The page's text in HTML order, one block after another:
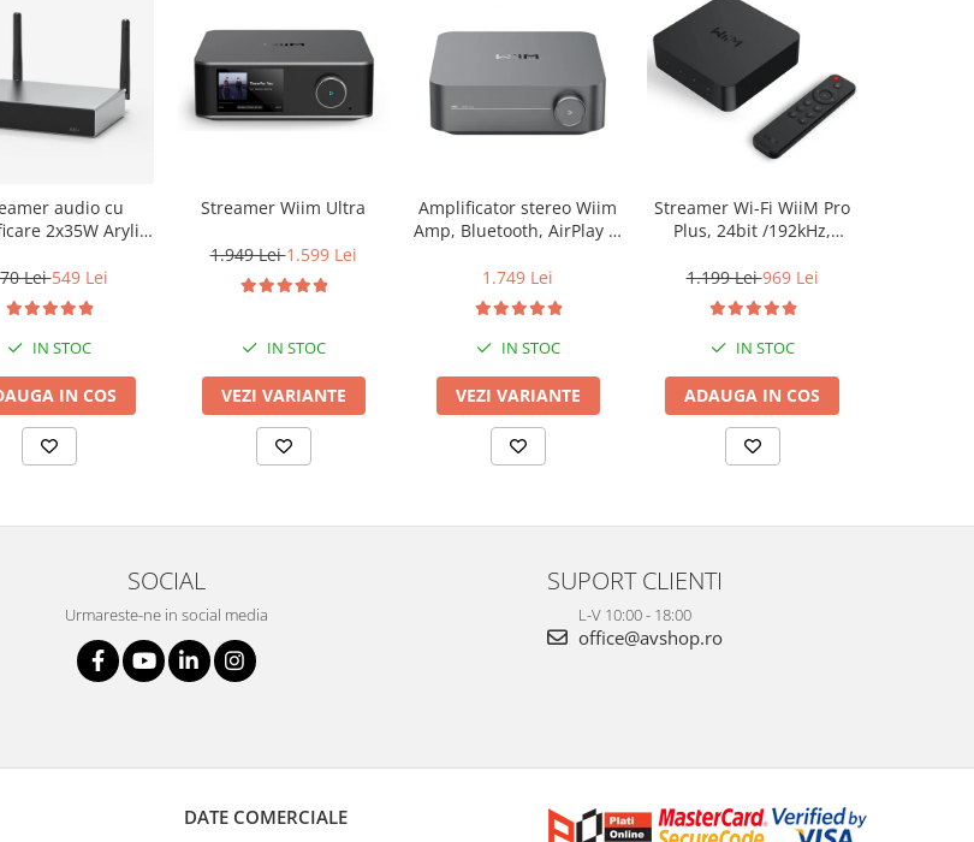
audio cu
2x35W Arylic
24bit/192kHz,
Multiroom
Lei549 Lei
IN STOC
IN COS
Streamer Wiim Ultra
1.949 Lei1.599 Lei
IN STOC
VEZI VARIANTE
Amplificator stereo Wiim
Amp, Bluetooth, AirPlay 2,
Chromecast, HDMI &
Voice Control
1.749 Lei
IN STOC
VEZI VARIANTE
Streamer Wi-Fi WiiM Pro
Plus, 24bit /192kHz,
Spotify si Tidal Connect,
Airplay 2
1.199 Lei969 Lei
IN STOC
ADAUGA IN COS
SOCIAL
Urmareste-ne in social media
SUPORT CLIENTI
L-V 10:00 - 18:00
office@avshop.ro
DATE COMERCIALE